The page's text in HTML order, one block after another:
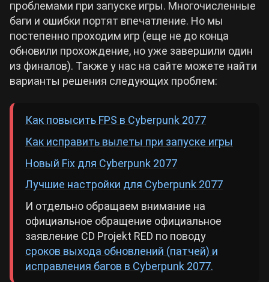
проблемами при запуске игры. Многочисленные
баги и ошибки портят впечатление. Но мы
постепенно проходим игр (еще не до конца
обновили прохождение, но уже завершили один
из финалов). Также у нас на сайте можете найти
варианты решения следующих проблем:
Как повысить FPS в Cyberpunk 2077
Как исправить вылеты при запуске игры
Новый Fix для Cyberpunk 2077
Лучшие настройки для Cyberpunk 2077
И отдельно обращаем внимание на
официальное обращение официальное
заявление CD Projekt RED по поводу
сроков выхода обновлений (патчей) и
исправления багов в Cyberpunk 2077.